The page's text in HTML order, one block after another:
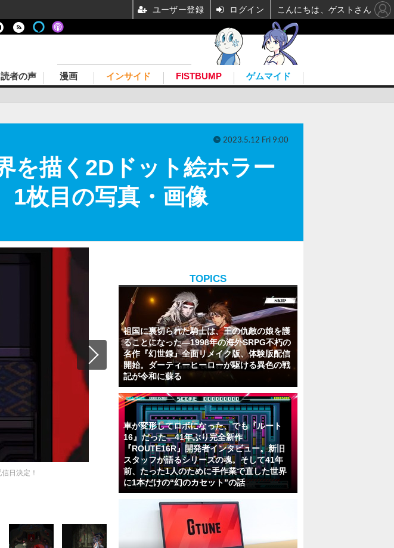
読者の声 漫画 インサイド FISTBUMP ゲムマイド
を描く2Dドット絵ホラー
1枚目の写真・画像
2023.5.12 Fri 9:00
日決定！
TOPICS
祖国に裏切られた騎士は、王の仇敵の娘を護
ることになった―1998年の海外SRPG不朽の
名作『幻世録』全面リメイク版、体験版配信
開始。ダーティーヒーローが駆ける異色の戦
記が令和に蘇る
車が変形してロボになった、でも『ルート
16』だった―41年ぶり完全新作
『ROUTE16R』開発者インタビュー。新旧
スタッフが語るシリーズの魂。そして41年
前、たった1人のために手作業で直した世界
に1本だけの“幻のカセット”の話
ユーザー登録 ログイン こんにちは、ゲストさん